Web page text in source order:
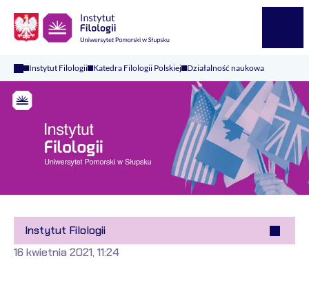
Instytut Filologii Katedra Filologii Polskiej Działalność naukowa
Instytut Filologii
16 kwietnia 2021, 11:24